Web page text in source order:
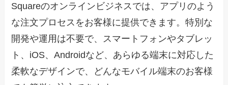
Squareのオンラインビジネスでは、アプリのよう
な注文プロセスをお客様に提供できます。特別な
開発や運用は不要で、スマートフォンやタブレッ
ト、iOS、Androidなど、あらゆる端末に対応した
柔軟なデザインで、どんなモバイル端末のお客様